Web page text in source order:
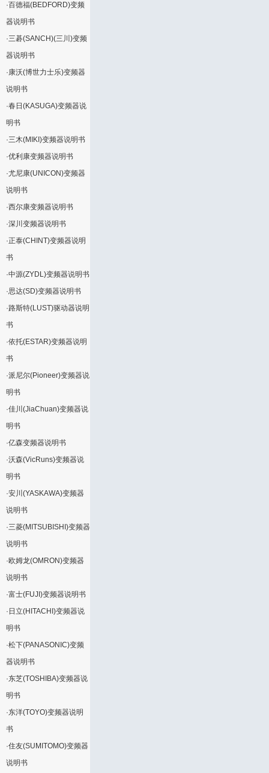
·百德福(BEDFORD)变频
器说明书
·三碁(SANCH)(三川)变频
器说明书
·康沃(博世力士乐)变频器
说明书
·春日(KASUGA)变频器说
明书
·三木(MIKI)变频器说明书
·优利康变频器说明书
·尤尼康(UNICON)变频器
说明书
·西尔康变频器说明书
·深川变频器说明书
·正泰(CHINT)变频器说明
书
·中源(ZYDL)变频器说明书
·思达(SD)变频器说明书
·路斯特(LUST)驱动器说明
书
·依托(ESTAR)变频器说明
书
·派尼尔(Pioneer)变频器说
明书
·佳川(JiaChuan)变频器说
明书
·亿森变频器说明书
·沃森(VicRuns)变频器说
明书
·安川(YASKAWA)变频器
说明书
·三菱(MITSUBISHI)变频器
说明书
·欧姆龙(OMRON)变频器
说明书
·富士(FUJI)变频器说明书
· 日立(HITACHI)变频器说
明书
·松下(PANASONIC)变频
器说明书
·东芝(TOSHIBA)变频器说
明书
·东洋(TOYO)变频器说明
书
·住友(SUMITOMO)变频器
说明书